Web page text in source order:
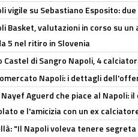
vigile su Sebastiano Esposito:
Basket, valutazioni in corso su
5 nel ritiro in Slovenia
Castel di Sangro Napoli, 4
Napoli: i dettagli
Nayef Aguerd che piace al Napoli:
e l'amicizia con un ex calciatore
"Il Napoli voleva tenere